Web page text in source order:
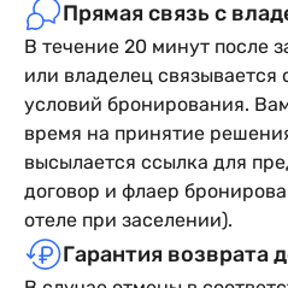
Прямая связь с
В течение 20 минут после
или владелец
условий бронирования.
время на принятие
высылается ссылка для
договор и флаер
отеле при заселении).
Гарантия возврата